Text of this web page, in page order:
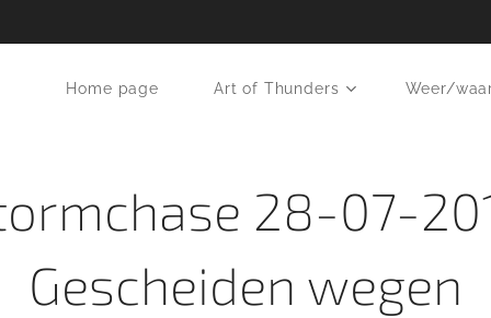
Home page Art of Thunders Weer/
28-07-
Gescheiden wegen